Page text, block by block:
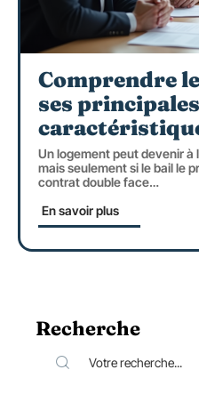
Comprendre
ses principales
Un logement peut devenir à
mais seulement si le bail le
contrat double face…
En savoir plus
Recherche